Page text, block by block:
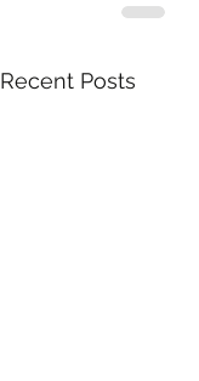
Recent Posts